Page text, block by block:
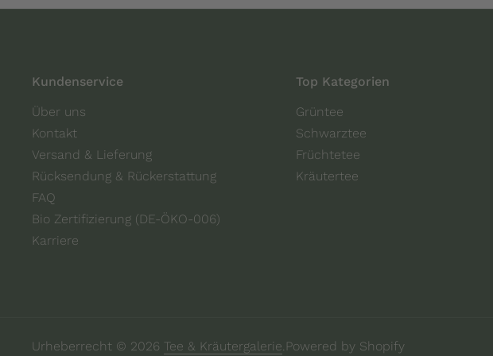
Kundenservice
Über uns
Kontakt
Versand & Lieferung
Rücksendung & Rückerstattung
FAQ
Bio Zertifizierung (DE-ÖKO-006)
Karriere
Top Kategorien
Grüntee
Schwarztee
Früchtetee
Kräutertee
Urheberrecht © 2026 Tee & Kräutergalerie. Powered by Shopify